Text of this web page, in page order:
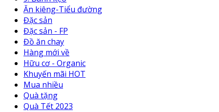
Ăn kiêng-Tiểu đường
Đặc sản
Đặc sản - FP
Đồ ăn chay
Hàng mới về
Hữu cơ - Organic
Khuyến mãi HOT
Mua nhiều
Quà tặng
Quà Tết 2023